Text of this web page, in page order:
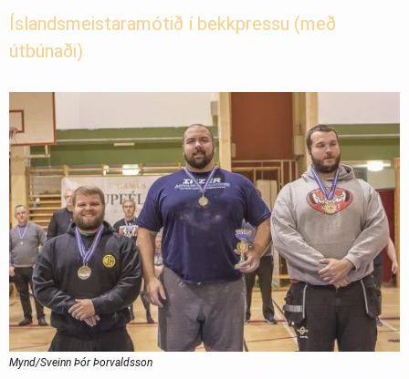
Íslandsmeistaramótið í bekkpressu (með
útbúnaði)
Mynd/Sveinn Þór Þorvaldsson